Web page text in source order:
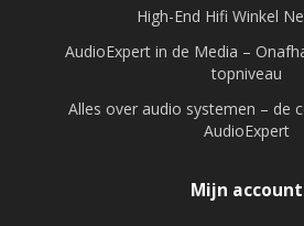
High-End Hifi Winkel
AudioExpert in de Media –
topniveau
Alles over audio systemen – de
AudioExpert
Mijn account